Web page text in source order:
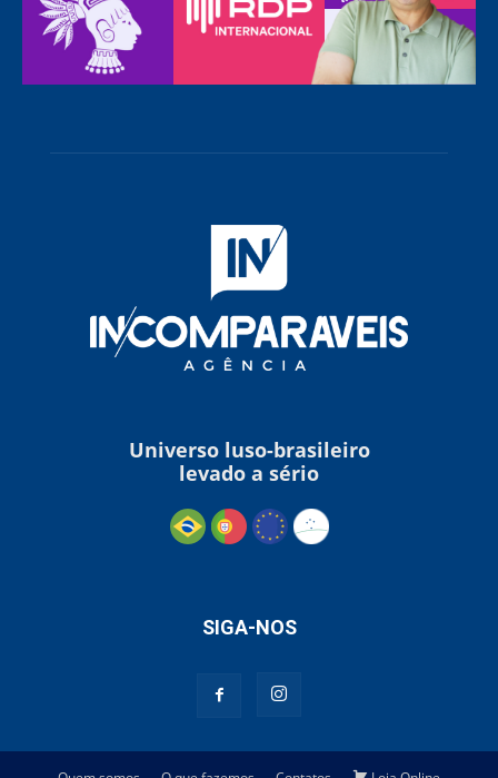
Universo luso-brasileiro
levado a sério
SIGA-NOS